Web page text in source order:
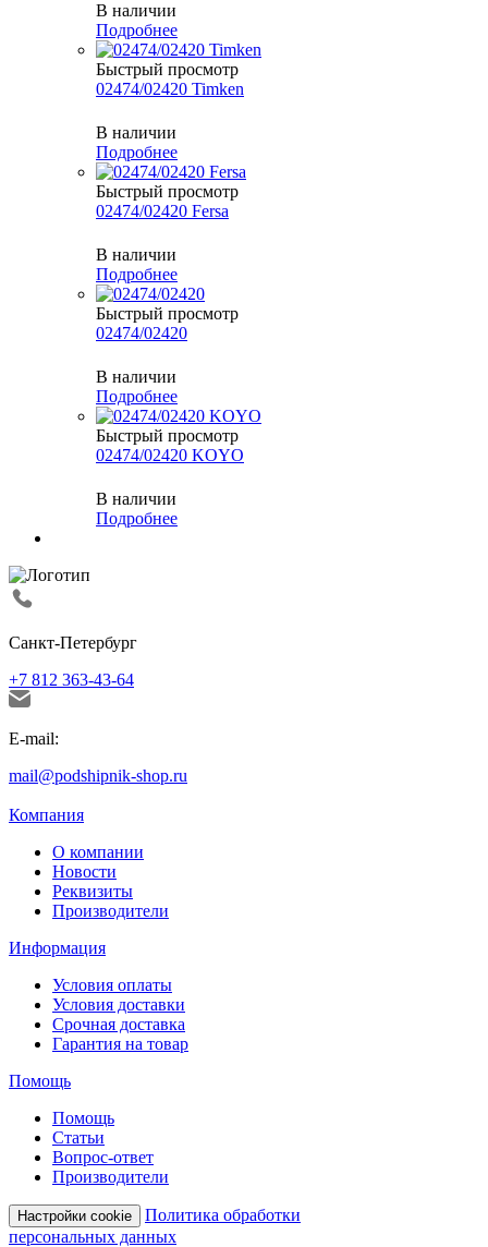
В наличии
Подробнее
Быстрый просмотр
02474/02420 Timken
В наличии
Подробнее
Быстрый просмотр
02474/02420 Fersa
В наличии
Подробнее
Быстрый просмотр
02474/02420
В наличии
Подробнее
Быстрый просмотр
02474/02420 KOYO
В наличии
Подробнее
Санкт-Петербург
+7 812 363-43-64
E-mail:
mail@podshipnik-shop.ru
Компания
О компании
Новости
Реквизиты
Производители
Информация
Условия оплаты
Условия доставки
Срочная доставка
Гарантия на товар
Помощь
Помощь
Статьи
Вопрос-ответ
Производители
Настройки cookie
Политика обработки
персональных данных